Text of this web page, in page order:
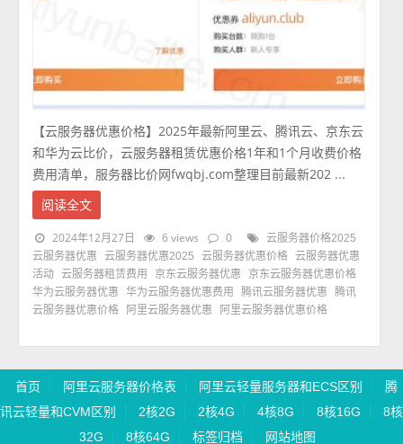
【云服务器优惠价格】2025年最新阿里云、腾讯云、京东云
和华为云比价，云服务器租赁优惠价格1年和1个月收费价格
费用清单，服务器比价网fwqbj.com整理目前最新202 ...
阅读全文
2024年12月27日 6 views 0
云服务器价格2025
云服务器优惠
云服务器优惠2025 云服务器优惠价格 云服务器优惠
活动 云服务器租赁费用 京东云服务器优惠
京东云服务器优惠价格
华为云服务器优惠
华为云服务器优惠费用 腾讯云服务器优惠
腾讯
云服务器优惠价格
阿里云服务器优惠 阿里云服务器优惠价格
首页 阿里云服务器价格表 阿里云轻量服务器和ECS区别
腾
讯云轻量和CVM区别
2核2G 2核4G 4核8G 8核16G
8核
32G
8核64G 标签归档 网站地图